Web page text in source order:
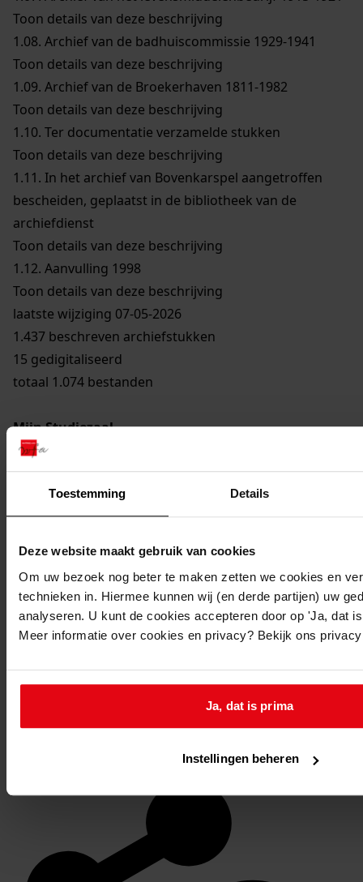
Toestemming Details
Deze website maakt gebruik van cookies
Om uw bezoek nog beter te maken zetten we cookies en
technieken in. Hiermee kunnen wij (en derde partijen) uw
analyseren. U kunt de cookies accepteren door op 'Ja, dat
Meer informatie over cookies en privacy? Bekijk ons
Ja, dat is prima
Instellingen beheren
Toon details van deze beschrijving
1.08. Archief van de badhuiscommissie 1929-1941
Toon details van deze beschrijving
1.09. Archief van de Broekerhaven 1811-1982
Toon details van deze beschrijving
1.10. Ter documentatie verzamelde stukken
Toon details van deze beschrijving
1.11. In het archief van Bovenkarspel aangetroffen
bescheiden, geplaatst in de bibliotheek van de
archiefdienst
Toon details van deze beschrijving
1.12. Aanvulling 1998
Toon details van deze beschrijving
laatste wijziging 07-05-2026
1.437 beschreven archiefstukken
15 gedigitaliseerd
totaal 1.074 bestanden
Mijn Studiezaal
Favoriet of een notitie maken